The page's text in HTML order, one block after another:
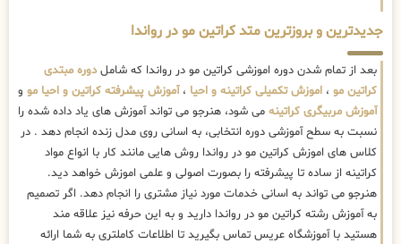
جدیدترین و بروزترین متد کراتین مو در رواندا
بعد از تمام شدن دوره اموزشی کراتین مو در رواندا که شاملدوره مبتدی
کراتین مو ، اموزش تکمیلی کراتینه و احیا ،آموزش پیشرفته کراتین و احیا مو و
آموزش مربیگری کراتینه می شود، هنرجو می تواند آموزش های یاد داده شده را
نسبت به سطح آموزشی دوره انتخابی، به اسانی روی مدل زنده انجام دهد . در
کلاس های اموزش کراتین مو در رواندا روش هایی مانند کار با انواع مواد
کراتینه از ساده تا پیشرفته را بصورت اصولی و علمی اموزش خواهد دید.
هنرجو می تواند به اسانی خدمات مورد نیاز مشتری را انجام دهد. اگر تصمیم
به آموزش رشته کراتین مو در رواندا دارید و به این حرفه نیز علاقه مند
هستید با آموزشگاه عریس تماس بگیرید تا اطلاعات کاملتری به شما ارائه